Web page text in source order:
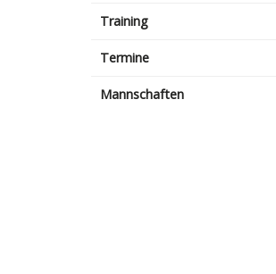
Training
Termine
Mannschaften